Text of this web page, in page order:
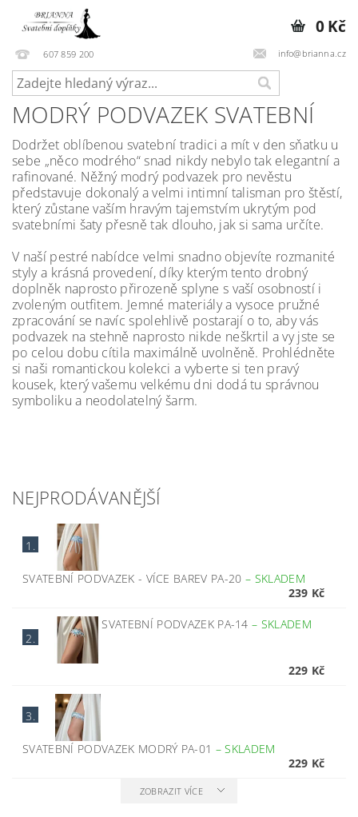
607 859 200 info@brianna.cz
0 Kč
MODRÝ PODVAZEK SVATEBNÍ
Dodržet oblíbenou svatební tradici a mít v den sňatku u
sebe „něco modrého“ snad nikdy nebylo tak elegantní a
rafinované. Něžný modrý podvazek pro nevěstu
představuje dokonalý a velmi intimní talisman pro štěstí,
který zůstane vaším hravým tajemstvím ukrytým pod
svatebními šaty přesně tak dlouho, jak si sama určíte.
V naší pestré nabídce velmi snadno objevíte rozmanité
styly a krásná provedení, díky kterým tento drobný
doplněk naprosto přirozeně splyne s vaší osobností i
zvoleným outfitem. Jemné materiály a vysoce pružné
zpracování se navíc spolehlivě postarají o to, aby vás
podvazek na stehně naprosto nikde neškrtil a vy jste se
po celou dobu cítila maximálně uvolněně. Prohlédněte
si naši romantickou kolekci a vyberte si ten pravý
kousek, který vašemu velkému dni dodá tu správnou
symboliku a neodolatelný šarm.
NEJPRODÁVANĚJŠÍ
1.
SVATEBNÍ PODVAZEK - VÍCE BAREV PA-20 – SKLADEM
239 Kč
2.
SVATEBNÍ PODVAZEK PA-14– SKLADEM
229 Kč
3.
SVATEBNÍ PODVAZEK MODRÝ PA-01 –SKLADEM
229 Kč
ZOBRAZIT VÍCE